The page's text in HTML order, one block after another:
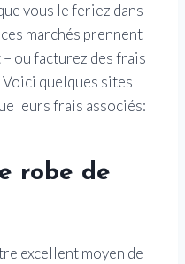
vous le feriez dans
marchés prennent
ou facturez des frais
quelques sites
leurs frais associés:
robe de
excellent moyen de